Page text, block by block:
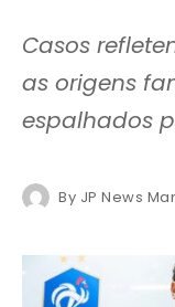
Casos
as origens
espalhados
By JP News